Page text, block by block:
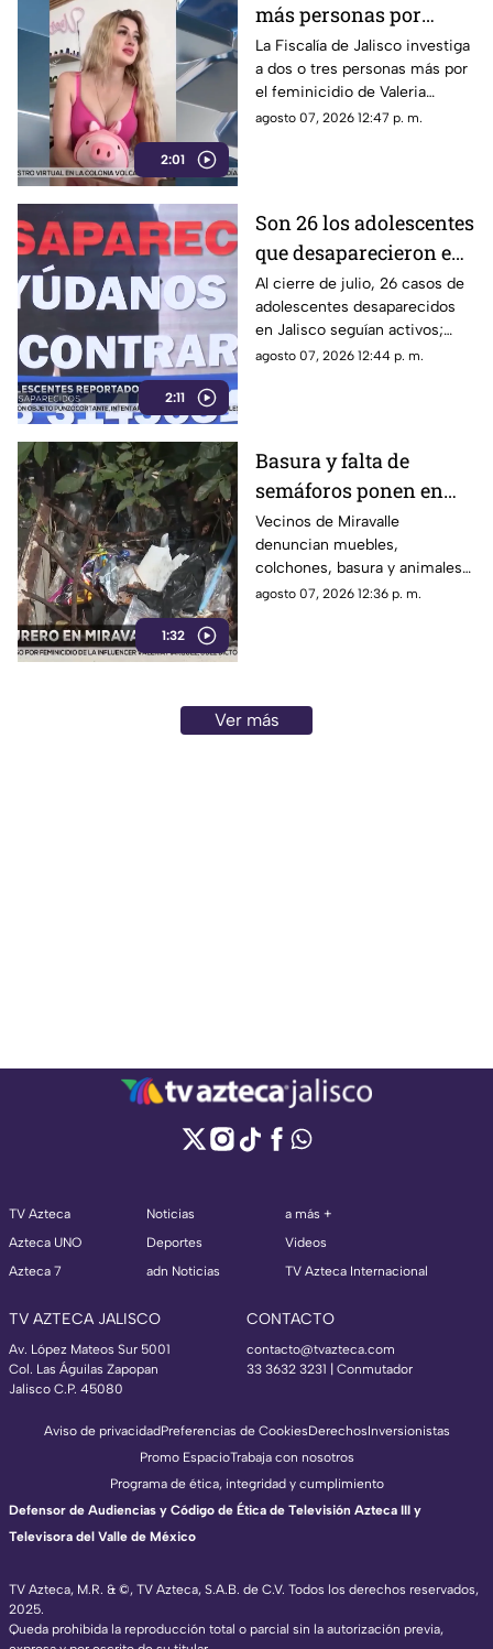
2:01
más personas por
feminicidio de Valeria
Márquez
La Fiscalía de Jalisco investiga
a dos o tres personas más por
el feminicidio de Valeria
Márquez; sus amigas son
agosto 07, 2026 12:47 p. m.
2:11
Son 26 los adolescentes
que desaparecieron en
Jalisco durante julio;
investigan
r3clutamient0
Al cierre de julio, 26 casos de
adolescentes desaparecidos
en Jalisco seguían activos;
algunos podrían estar
agosto 07, 2026 12:44 p. m.
1:32
Basura y falta de
semáforos ponen en
riesgo a vecinos de
Miravalle
Vecinos de Miravalle
denuncian muebles,
colchones, basura y animales
muertos, además de la falta de
agosto 07, 2026 12:36 p. m.
Ver más
TV Azteca
Azteca UNO
Azteca 7
Noticias
Deportes
adn Noticias
a más +
Videos
TV Azteca Internacional
TV AZTECA JALISCO
Av. López Mateos Sur 5001
Col. Las Águilas Zapopan
Jalisco C.P. 45080
CONTACTO
contacto@tvazteca.com
33 3632 3231 | Conmutador
TV Azteca, M.R. & ©, TV Azteca, S.A.B. de C.V. Todos los derechos reservados,
2025.
Queda prohibida la reproducción total o parcial sin la autorización previa,
Aviso de privacidadPreferencias de CookiesDerechosInversionistas
Promo EspacioTrabaja con nosotros
Programa de ética, integridad y cumplimiento
Defensor de Audiencias y Código de Ética de Televisión Azteca III y
Televisora del Valle de México